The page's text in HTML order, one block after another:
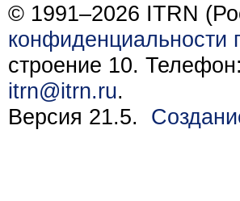
© 1991–2026 ITRN
конфиденциальности
строение 10.
itrn@itrn.ru.
Версия 21.5.